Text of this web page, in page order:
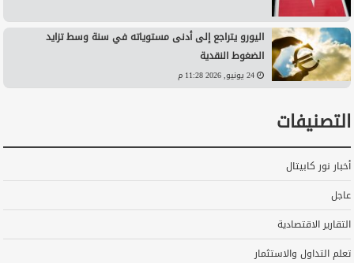
اليورو يتراجع إلى أدنى مستوياته في سنة وسط تزايد
الضغوط النقدية
24 يونيو, 2026 11:28 م
التصنيفات
أخبار نور كابيتال
عاجل
التقارير الاقتصادية
تعلم التداول والاستثمار